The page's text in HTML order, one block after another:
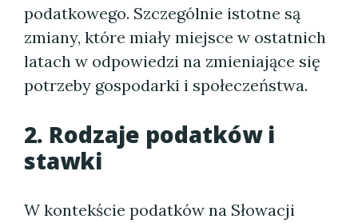
podatkowego. Szczególnie istotne są
zmiany, które miały miejsce w ostatnich
latach w odpowiedzi na zmieniające się
potrzeby gospodarki i społeczeństwa.
2. Rodzaje podatków i
stawki
W kontekście podatków na Słowacji